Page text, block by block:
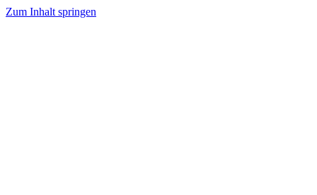
Zum Inhalt springen